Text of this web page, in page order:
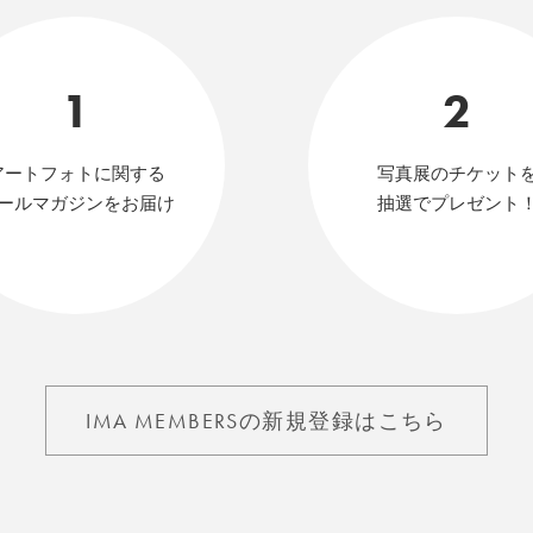
1
ートフォトに関する
ルマガジンをお届け
2
写真展のチケット
抽選でプレゼント
IMA MEMBERSの新規登録はこちら